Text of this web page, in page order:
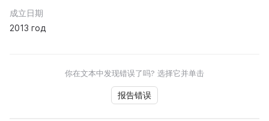
成立日期
2013 год
你在文本中发现错误了吗? 选择它并单击
报告错误